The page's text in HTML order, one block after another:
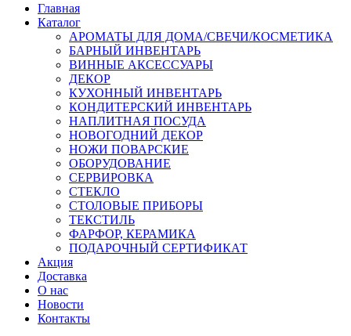
Главная
Каталог
АРОМАТЫ ДЛЯ ДОМА/СВЕЧИ/КОСМЕТИКА
БАРНЫЙ ИНВЕНТАРЬ
ВИННЫЕ АКСЕССУАРЫ
ДЕКОР
КУХОННЫЙ ИНВЕНТАРЬ
КОНДИТЕРСКИЙ ИНВЕНТАРЬ
НАПЛИТНАЯ ПОСУДА
НОВОГОДНИЙ ДЕКОР
НОЖИ ПОВАРСКИЕ
ОБОРУДОВАНИЕ
СЕРВИРОВКА
СТЕКЛО
СТОЛОВЫЕ ПРИБОРЫ
ТЕКСТИЛЬ
ФАРФОР, КЕРАМИКА
ПОДАРОЧНЫЙ СЕРТИФИКАТ
Акция
Доставка
О нас
Новости
Контакты